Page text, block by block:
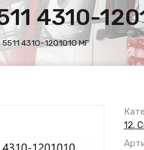
4310-
4310-1201010 МГ
12.